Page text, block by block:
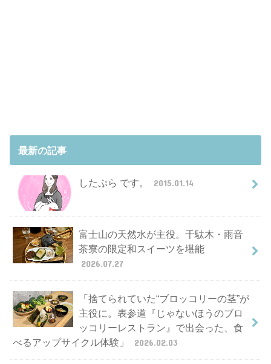
最新の記事
したぷら です。 2015.01.14
富士山の天然水が主役。千駄木・雨音
茶寮の限定和スイーツを堪能
2026.07.27
「捨てられていた“ブロッコリーの茎”が
主役に。表参道『じゃないほうのブロ
ッコリーレストラン』で出会った、食
べるアップサイクル体験」
2026.02.03